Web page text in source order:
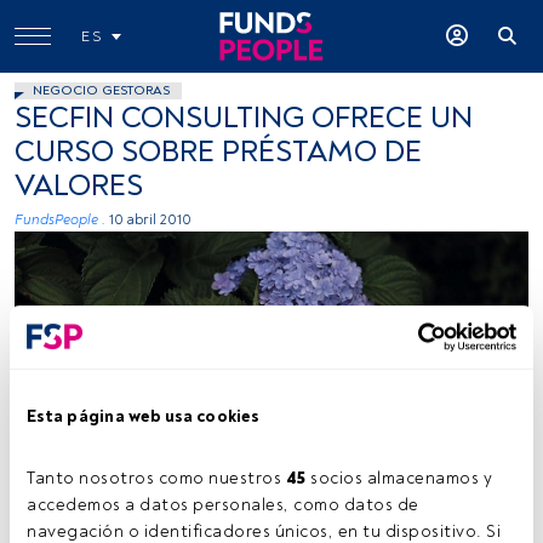
Esta página web usa cookies
Tanto nosotros como nuestros 45 socios almacenamos y
accedemos a datos personales, como datos de
navegación o identificadores únicos, en tu dispositivo. Si
ES
NEGOCIO GESTORAS
SECFIN CONSULTING OFRECE UN
CURSO SOBRE PRÉSTAMO DE
VALORES
FundsPeople . 10 abril 2010
Tiempo lectura: 1 min.